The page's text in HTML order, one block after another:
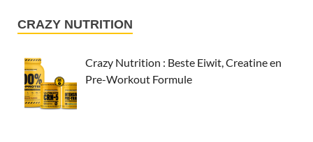
CRAZY NUTRITION
Crazy Nutrition : Beste Eiwit, Creatine en
Pre-Workout Formule